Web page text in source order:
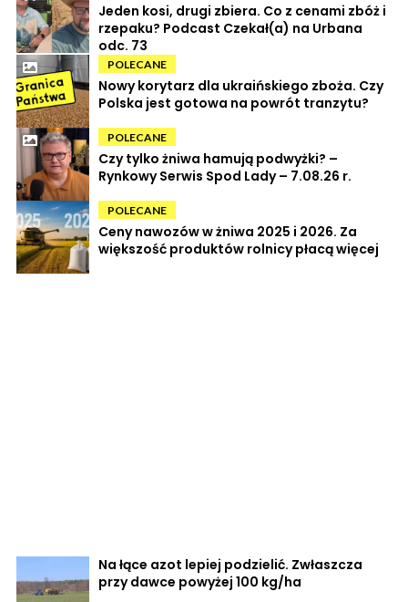
Jeden kosi, drugi zbiera. Co z cenami zbóż i
rzepaku? Podcast Czekał(a) na Urbana
odc. 73
POLECANE
Nowy korytarz dla ukraińskiego zboża. Czy
Polska jest gotowa na powrót tranzytu?
POLECANE
Czy tylko żniwa hamują podwyżki? –
Rynkowy Serwis Spod Lady – 7.08.26 r.
POLECANE
Ceny nawozów w żniwa 2025 i 2026. Za
większość produktów rolnicy płacą więcej
Na łące azot lepiej podzielić. Zwłaszcza
przy dawce powyżej 100 kg/ha